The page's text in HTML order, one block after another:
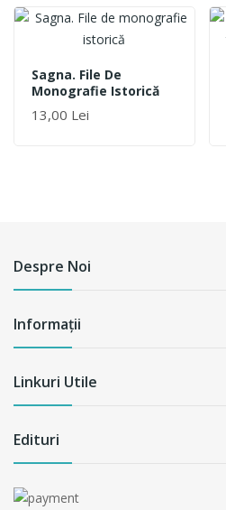
Sagna. File De
Monografie Istorică
13,00 Lei
Despre Noi
Informații
Linkuri Utile
Edituri